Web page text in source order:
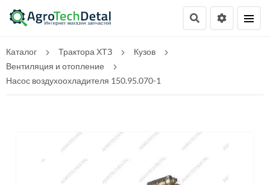
Каталог Трактора ХТЗ
Кузов
Вентиляция и отопление
Насос воздухоохладителя 150.95.070-1